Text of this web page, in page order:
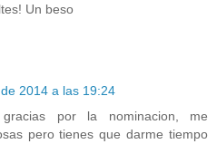
Un beso
2014 a las 19:24
gracias por la nominacion, me
pero tienes que darme tiempo